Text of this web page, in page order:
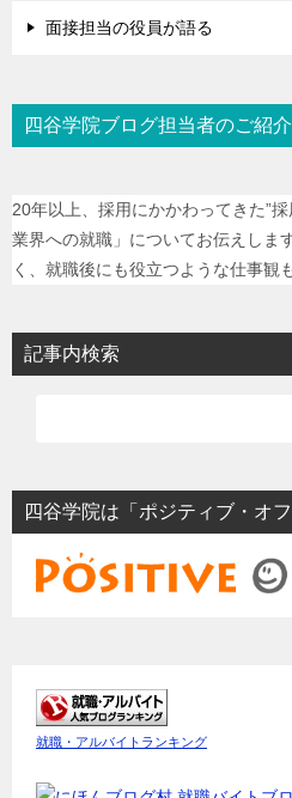
面接担当の役員が語る
四谷学院ブログ担当者のご紹介
20年以上、採用にかかわってきた”
業界への就職」についてお伝えしま
く、就職後にも役立つような仕事観
記事内検索
四谷学院は「ポジティブ・オ
就職・アルバイトランキング